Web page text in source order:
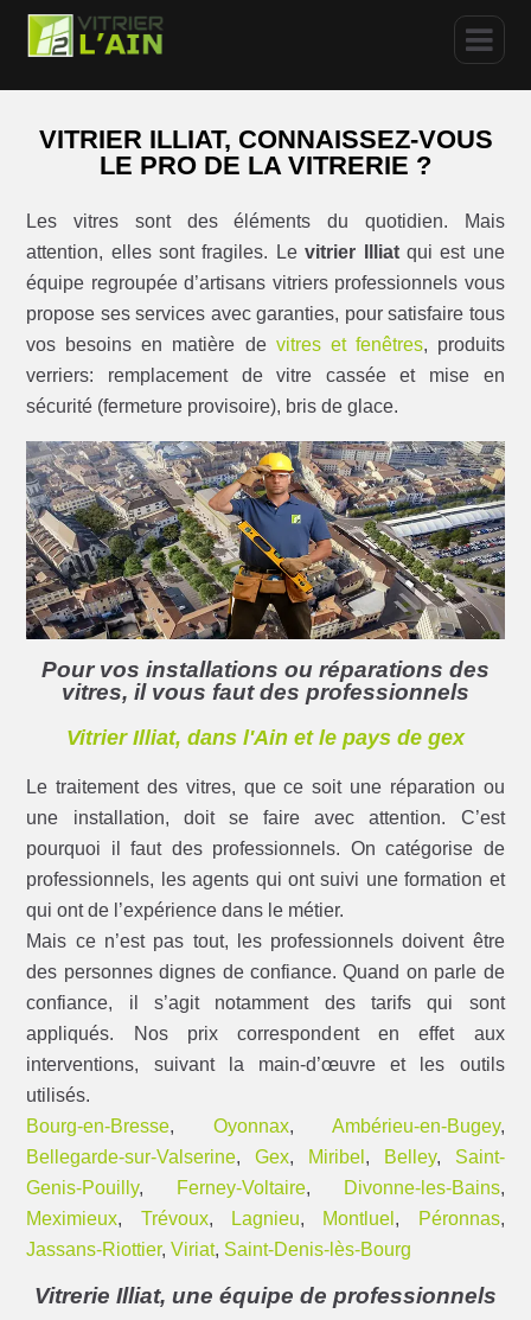
VITRIER ILLIAT, CONNAISSEZ-VOUS
LE PRO DE LA VITRERIE ?
Les vitres sont des éléments du quotidien. Mais
attention, elles sont fragiles. Levitrier Illiatqui est une
équipe regroupée d’artisans vitriers professionnels vous
propose ses services avec garanties, pour satisfaire tous
vos besoins en matière de vitres et fenêtres, produits
verriers: remplacement de vitre cassée et mise en
sécurité (fermeture provisoire), bris de glace.
Pour vos installations ou réparations des
vitres, il vous faut des professionnels
Vitrier Illiat, dans l'Ain et le pays de gex
Le traitement des vitres, que ce soit une réparation ou
une installation, doit se faire avec attention. C’est
pourquoi il faut des professionnels. On catégorise de
professionnels, les agents qui ont suivi une formation et
qui ont de l’expérience dans le métier.
Mais ce n’est pas tout, les professionnels doivent être
des personnes dignes de confiance. Quand on parle de
confiance, il s’agit notamment des tarifs qui sont
appliqués. Nos prix correspondent en effet aux
interventions, suivant la main-d’œuvre et les outils
utilisés.
Bourg-en-Bresse, Oyonnax, Ambérieu-en-Bugey,
Bellegarde-sur-Valserine,Gex, Miribel , Belley, Saint-
Genis-Pouilly, Ferney-Voltaire, Divonne-les-Bains,
Meximieux, Trévoux, Lagnieu, Montluel , Péronnas,
Jassans-Riottier,Viriat, Saint-Denis-lès-Bourg
Vitrerie Illiat, une équipe de professionnels